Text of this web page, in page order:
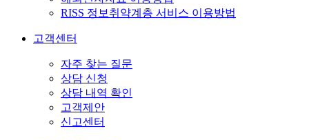
RISS 정보취약계층 서비스 이용방법
고객센터
자주 찾는 질문
상담 신청
상담 내역 확인
고객제안
신고센터